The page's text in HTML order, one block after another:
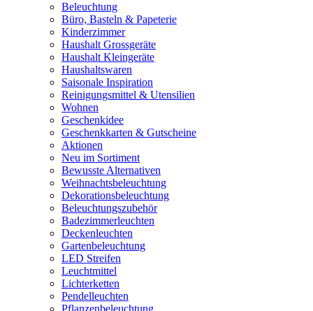
Beleuchtung
Büro, Basteln & Papeterie
Kinderzimmer
Haushalt Grossgeräte
Haushalt Kleingeräte
Haushaltswaren
Saisonale Inspiration
Reinigungsmittel & Utensilien
Wohnen
Geschenkidee
Geschenkkarten & Gutscheine
Aktionen
Neu im Sortiment
Bewusste Alternativen
Weihnachtsbeleuchtung
Dekorationsbeleuchtung
Beleuchtungszubehör
Badezimmerleuchten
Deckenleuchten
Gartenbeleuchtung
LED Streifen
Leuchtmittel
Lichterketten
Pendelleuchten
Pflanzenbeleuchtung